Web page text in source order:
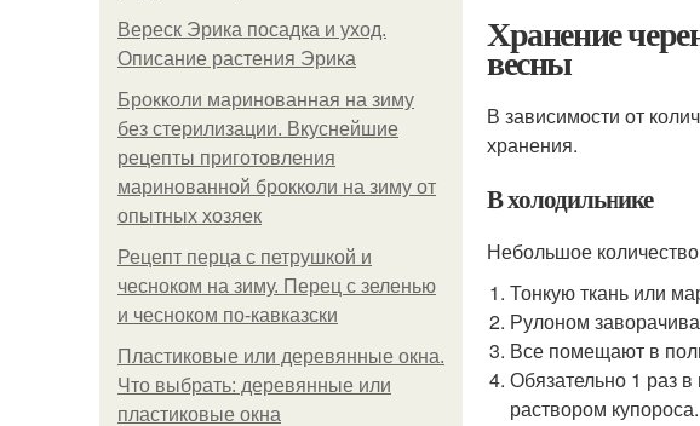
Вереск Эрика посадка и уход.
Описание растения Эрика
Брокколи маринованная на зиму
без стерилизации. Вкуснейшие
рецепты приготовления
маринованной брокколи на зиму от
опытных хозяек
Рецепт перца с петрушкой и
чесноком на зиму. Перец с зеленью
и чесноком по-кавказски
Пластиковые или деревянные окна.
Что выбрать: деревянные или
пластиковые окна
Хранение
весны
В зависимости от
хранения.
В холодильнике
Небольшое
Тонкую ткань или
Рулоном
Все помещают в
Обязательно 1 раз
раствором купороса.